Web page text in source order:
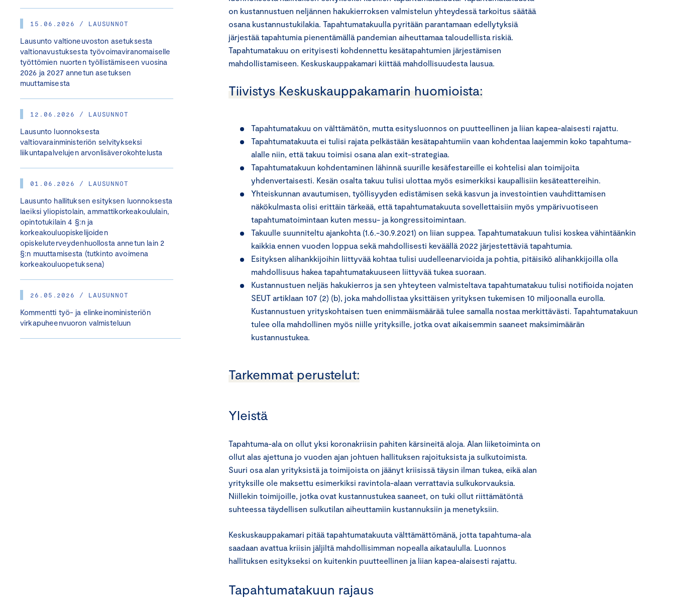
15.06.2026 / LAUSUNNOT
Lausunto valtioneuvoston asetuksesta
valtionavustuksesta työvoimaviranomaiselle
työttömien nuorten työllistämiseen vuosina
2026 ja 2027 annetun asetuksen
muuttamisesta
12.06.2026 / LAUSUNNOT
Lausunto luonnoksesta
valtiovarainministeriön selvitykseksi
liikuntapalvelujen arvonlisäverokohtelusta
01.06.2026 / LAUSUNNOT
Lausunto hallituksen esityksen luonnoksesta
laeiksi yliopistolain, ammattikorkeakoululain,
opintotukilain 4 §:n ja
korkeakouluopiskelijoiden
opiskeluterveydenhuollosta annetun lain 2
§:n muuttamisesta (tutkinto avoimena
korkeakouluopetuksena)
26.05.2026 / LAUSUNNOT
Kommentti työ- ja elinkeinoministeriön
virkapuheenvuoron valmisteluun
on kustannustuen neljännen hakukierroksen valmistelun yhteydessä tarkoitus säätää
osana kustannustukilakia. Tapahtumatakuulla pyritään parantamaan edellytyksiä
järjestää tapahtumia pienentämällä pandemian aiheuttamaa taloudellista riskiä.
Tapahtumatakuu on erityisesti kohdennettu kesätapahtumien järjestämisen
mahdollistamiseen. Keskuskauppakamari kiittää mahdollisuudesta lausua.
Tiivistys Keskuskauppakamarin huomioista:
Tapahtumatakuu on välttämätön, mutta esitysluonnos on puutteellinen ja liian kapea-alaisesti rajattu.
Tapahtumatakuuta ei tulisi rajata pelkästään kesätapahtumiin vaan kohdentaa laajemmin koko tapahtuma-
alalle niin, että takuu toimisi osana alan exit-strategiaa.
Tapahtumatakuun kohdentaminen lähinnä suurille kesäfestareille ei kohtelisi alan toimijoita
yhdenvertaisesti. Kesän osalta takuu tulisi ulottaa myös esimerkiksi kaupallisiin kesäteattereihin.
Yhteiskunnan avautumisen, työllisyyden edistämisen sekä kasvun ja investointien vauhdittamisen
näkökulmasta olisi erittäin tärkeää, että tapahtumatakuuta sovellettaisiin myös ympärivuotiseen
tapahtumatoimintaan kuten messu- ja kongressitoimintaan.
Takuulle suunniteltu ajankohta (1.6.-30.9.2021) on liian suppea. Tapahtumatakuun tulisi koskea vähintäänkin
kaikkia ennen vuoden loppua sekä mahdollisesti keväällä 2022 järjestettäviä tapahtumia.
Esityksen alihankkijoihin liittyvää kohtaa tulisi uudelleenarvioida ja pohtia, pitäisikö alihankkijoilla olla
mahdollisuus hakea tapahtumatakuuseen liittyvää tukea suoraan.
Kustannustuen neljäs hakukierros ja sen yhteyteen valmisteltava tapahtumatakuu tulisi notifioida nojaten
SEUT artiklaan 107 (2) (b), joka mahdollistaa yksittäisen yrityksen tukemisen 10 miljoonalla eurolla.
Kustannustuen yrityskohtaisen tuen enimmäismäärää tulee samalla nostaa merkittävästi. Tapahtumatakuun
tulee olla mahdollinen myös niille yrityksille, jotka ovat aikaisemmin saaneet maksimimäärän
kustannustukea.
Tarkemmat perustelut:
Yleistä
Tapahtuma-ala on ollut yksi koronakriisin pahiten kärsineitä aloja. Alan liiketoiminta on
ollut alas ajettuna jo vuoden ajan johtuen hallituksen rajoituksista ja sulkutoimista.
Suuri osa alan yrityksistä ja toimijoista on jäänyt kriisissä täysin ilman tukea, eikä alan
yrityksille ole maksettu esimerkiksi ravintola-alaan verrattavia sulkukorvauksia.
Niillekin toimijoille, jotka ovat kustannustukea saaneet, on tuki ollut riittämätöntä
suhteessa täydellisen sulkutilan aiheuttamiin kustannuksiin ja menetyksiin.
Keskuskauppakamari pitää tapahtumatakuuta välttämättömänä, jotta tapahtuma-ala
saadaan avattua kriisin jäljiltä mahdollisimman nopealla aikataululla. Luonnos
hallituksen esitykseksi on kuitenkin puutteellinen ja liian kapea-alaisesti rajattu.
Tapahtumatakuun rajaus